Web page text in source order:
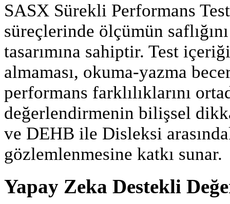
SASX Sürekli Performans
süreçlerinde ölçümün
tasarımına sahiptir. Test
almaması, okuma-yazma
performans farklılıklarını
değerlendirmenin bilişsel
ve DEHB ile Disleksi
gözlemlenmesine katkı sunar.
Yapay Zeka Destekli